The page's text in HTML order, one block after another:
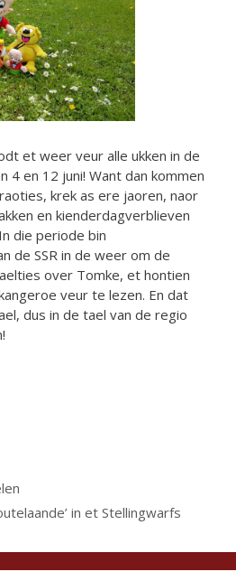
et weer veur alle ukken in de
4 en 12 juni! Want dan kommen
krek as ere jaoren, naor
en kienderdagverblieven
die periode bin
de SSR in de weer om de
over Tomke, et hontien
veur te lezen. En dat
dus in de tael van de regio
in et Stellingwarfs